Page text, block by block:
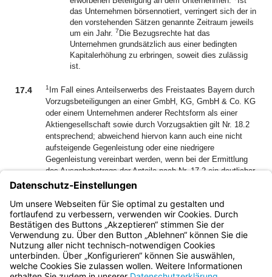
das Unternehmen börsennotiert, verringert sich der in
den vorstehenden Sätzen genannte Zeitraum jeweils
um ein Jahr. 7 Die Bezugsrechte hat das
Unternehmen grundsätzlich aus einer bedingten
Kapitalerhöhung zu erbringen, soweit dies zulässig
ist.
17.4 1 Im Fall eines Anteilserwerbs des Freistaates Bayern durch
Vorzugsbeteiligungen an einer GmbH, KG, GmbH & Co. KG
oder einem Unternehmen anderer Rechtsform als einer
Aktiengesellschaft sowie durch Vorzugsaktien gilt Nr. 18.2
entsprechend; abweichend hiervon kann auch eine nicht
aufsteigende Gegenleistung oder eine niedrigere
Gegenleistung vereinbart werden, wenn bei der Ermittlung
des Ausgabebetrags der Anteile nach Nr. 17.2 ein deutlicher
Abschlag vom Marktwert vorgenommen wird.
Vorzugsbeteiligungen zum Zweck der Veräußerung der
Beteiligung in Anteile mit Stimmrecht umgewandelt, so
findet Nr. 18.3 Buchst. a entsprechende Anwendung.
Bayern.de
BayernPortal